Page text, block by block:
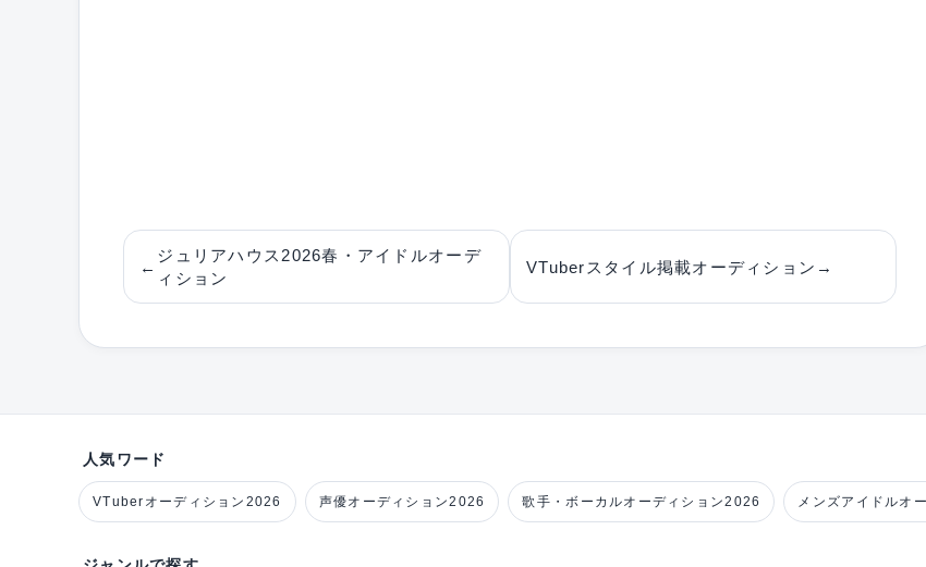
←
ジュリアハウス2026春・アイドルオーデ
ィション
VTuberスタイル掲載オーディション →
人気ワード
VTuberオーディション2026 声優オーディション2026 歌手・ボーカルオーディション2026 メンズアイドルオ